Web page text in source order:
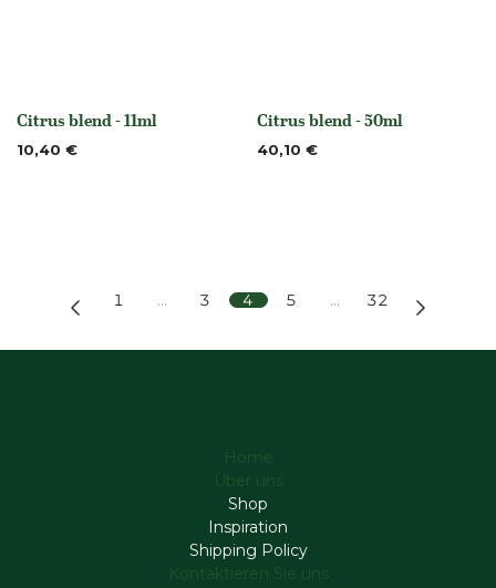
None
Citrus blend - 11ml
10,40 € None
Citrus blend - 50ml
40,10 €
1 … 3 4 5 … 32
Home
Über uns
Shop
Inspiration
Shipping Policy
Kontaktieren Sie uns